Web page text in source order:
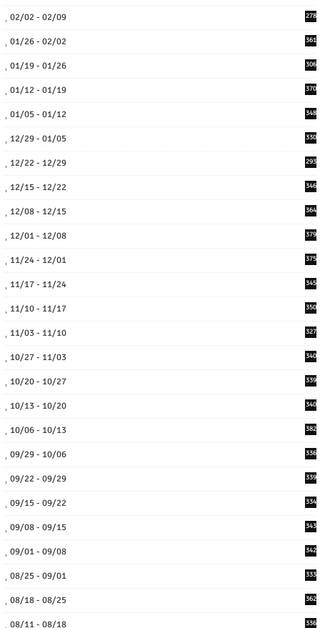
02/02 - 02/09 278
01/26 - 02/02 361
01/19 - 01/26 306
01/12 - 01/19 370
01/05 - 01/12 348
12/29 - 01/05 330
12/22 - 12/29 293
12/15 - 12/22 346
12/08 - 12/15 364
12/01 - 12/08 379
11/24 - 12/01 375
11/17 - 11/24 345
11/10 - 11/17 350
11/03 - 11/10 327
10/27 - 11/03 340
10/20 - 10/27 339
10/13 - 10/20 340
10/06 - 10/13 382
09/29 - 10/06 336
09/22 - 09/29 339
09/15 - 09/22 334
09/08 - 09/15 343
09/01 - 09/08 342
08/25 - 09/01 333
08/18 - 08/25 362
08/11 - 08/18 336